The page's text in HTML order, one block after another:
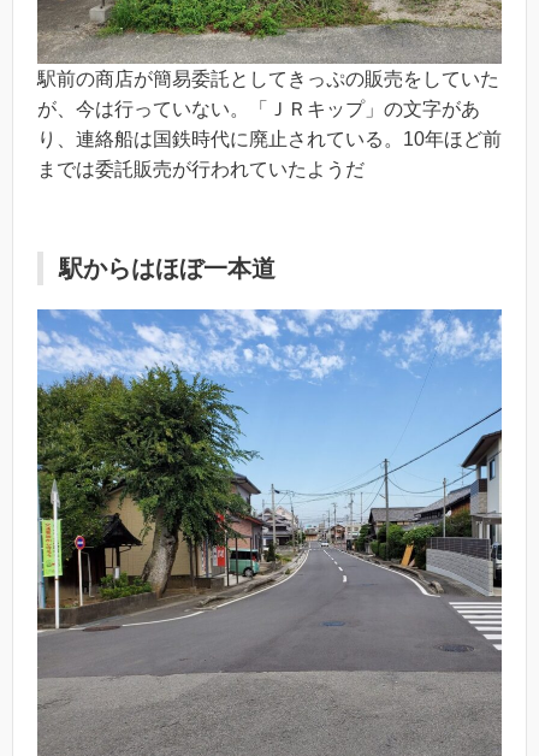
駅前の商店が簡易委託としてきっぷの販売をしていた
が、今は行っていない。「ＪＲキップ」の文字があ
り、連絡船は国鉄時代に廃止されている。10年ほど前
までは委託販売が行われていたようだ
駅からはほぼ一本道